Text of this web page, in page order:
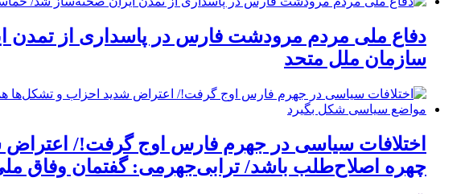
دفاع ملی مردم مرودشت فارس در پاسداری از
سازمان ملل متحد
اختلافات سیاسی در جهرم فارس اوج گرفت!/
چهره اصلاح‌طلب باشد/ ترابی‌جهرمی: گفتمان وفاق